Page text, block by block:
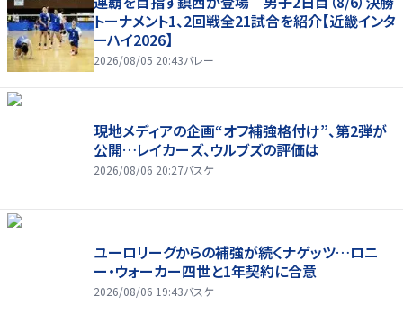
トーナメント1、2回戦全21試合を紹介【近畿インタ
ーハイ2026】
2026/08/05 20:43バレー
現地メディアの企画“オフ補強格付け”、第2弾が
公開…レイカーズ、ウルブズの評価は
2026/08/06 20:27バスケ
ユーロリーグからの補強が続くナゲッツ…ロニ
ー・ウォーカー四世と1年契約に合意
2026/08/06 19:43バスケ